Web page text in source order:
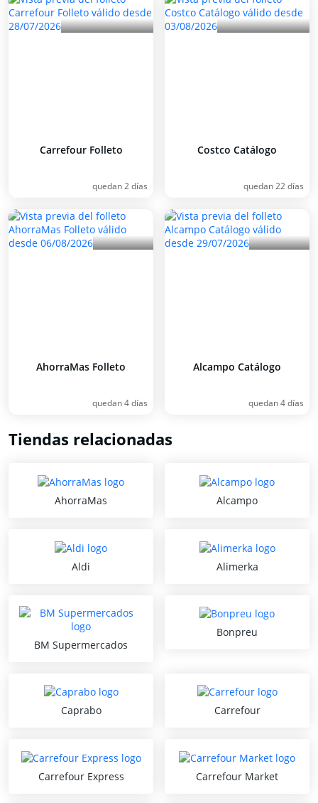
Carrefour Folleto
quedan 2 días
Costco Catálogo
quedan 22 días
AhorraMas Folleto
quedan 4 días
Alcampo Catálogo
quedan 4 días
Tiendas relacionadas
AhorraMas Alcampo
Aldi Alimerka
BM Supermercados
Bonpreu
Caprabo Carrefour
Carrefour Express Carrefour Market